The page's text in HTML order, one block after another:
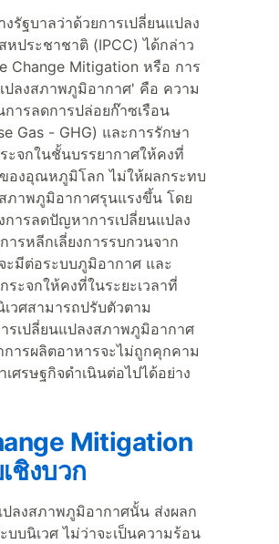
รัฐบาลว่าด้วยการเปลี่ยนแปลง
ประชาชาติ (IPCC) ได้กล่าว
Change Mitigation หรือ การ
ปลงสภาพภูมิอากาศ' คือ ความ
ารลดการปล่อยก๊าซเรือน
Gas - GHG) และการรักษา
ะจกในชั้นบรรยากาศให้คงที่
องอุณหภูมิโลก ไม่ให้ผลกระทบ
ภาพภูมิอากาศรุนแรงขึ้น โดย
ารลดปัญหาการเปลี่ยนแปลง
รหลีกเลี่ยงการรบกวนจาก
มีต่อระบบภูมิอากาศ และ
ระจกให้คงที่ในระยะเวลาที่
เวศสามารถปรับตัวตาม
รเปลี่ยนแปลงสภาพภูมิอากาศ
ารผลิตอาหารจะไม่ถูกคุกคาม
ศรษฐกิจดำเนินต่อไปได้อย่าง
Mitigation
ชิงบวก
ปลงสภาพภูมิอากาศนั้น ส่งผลก
บบนิเวศ ไม่ว่าจะเป็นความร้อน